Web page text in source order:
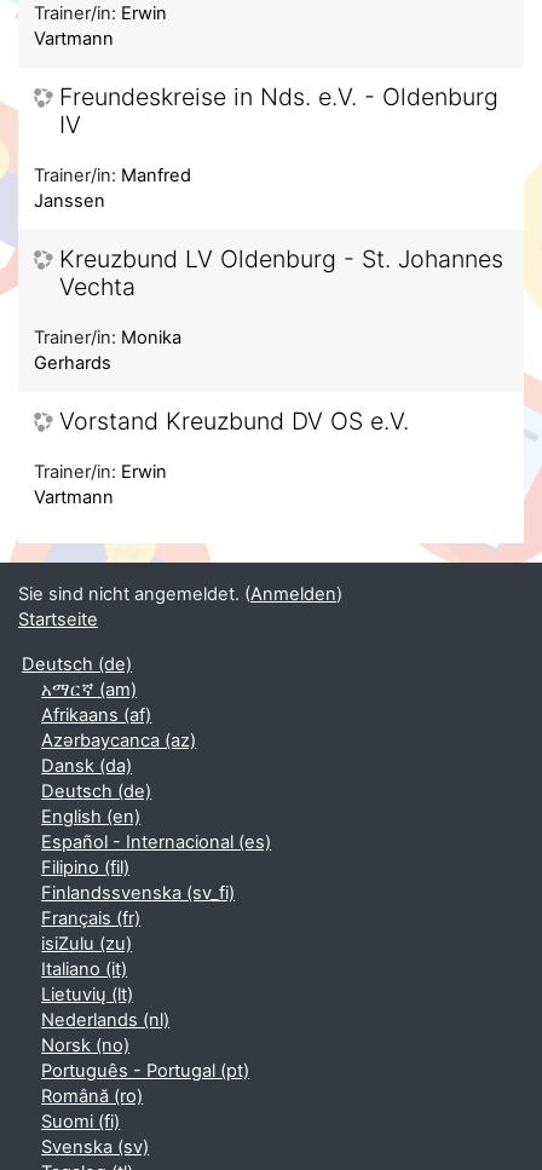
Trainer/in: Erwin
Vartmann
Freundeskreise in Nds. e.V. - Oldenburg
IV
Trainer/in: Manfred
Janssen
Kreuzbund LV Oldenburg - St. Johannes
Vechta
Trainer/in: Monika
Gerhards
Vorstand Kreuzbund DV OS e.V.
Trainer/in: Erwin
Vartmann
Sie sind nicht angemeldet. (Anmelden)
Startseite
Deutsch ‎(de)‎
አማርኛ ‎(am)‎
Afrikaans ‎(af)‎
Azərbaycanca ‎(az)‎
Dansk ‎(da)‎
Deutsch ‎(de)‎
English ‎(en)‎
Español - Internacional ‎(es)‎
Filipino ‎(fil)‎
Finlandssvenska ‎(sv_fi)‎
Français ‎(fr)‎
isiZulu ‎(zu)‎
Italiano ‎(it)‎
Lietuvių ‎(lt)‎
Nederlands ‎(nl)‎
Norsk ‎(no)‎
Português - Portugal ‎(pt)‎
Română ‎(ro)‎
Suomi ‎(fi)‎
Svenska ‎(sv)‎